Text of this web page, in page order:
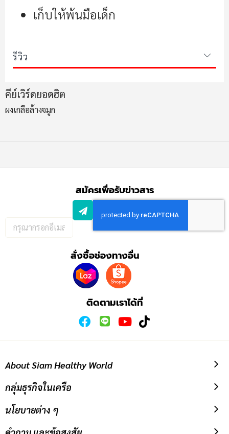
เก็บให้พ้นมือเด็ก
รีวิว
คีย์เวิร์ดยอดฮิต
ผงเกลือล้างจมูก
สมัครเพื่อรับข่าวสาร
กรอก
สั่งซื้อช่องทางอื่น
ติดตามเราได้ที่
About Siam Healthy World
กลุ่มธุรกิจในเครือ
นโยบายต่าง ๆ